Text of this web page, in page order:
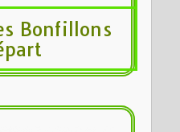
Bonfillons